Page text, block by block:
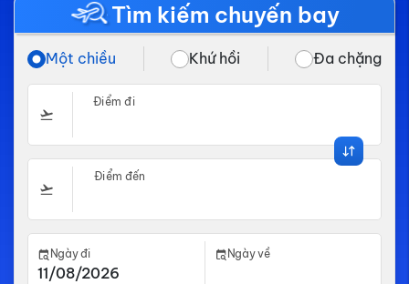
Tìm kiếm chuyến bay
Một chiều Khứ hồi Đa chặng
Điểm đi
Điểm đến
Ngày đi Ngày về